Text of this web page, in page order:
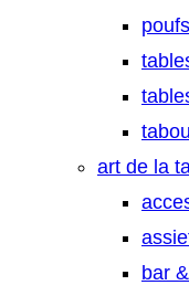
poufs
art de la
bar